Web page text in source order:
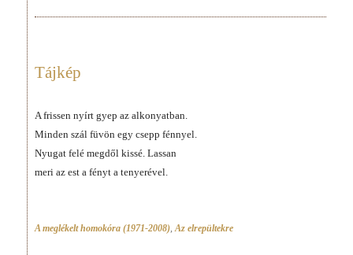
Tájkép
A frissen nyírt gyep az alkonyatban.
Minden szál füvön egy csepp fénnyel.
Nyugat felé megdől kissé. Lassan
meri az est a fényt a tenyerével.
A meglékelt homokóra (1971-2008) Az elrepültekre